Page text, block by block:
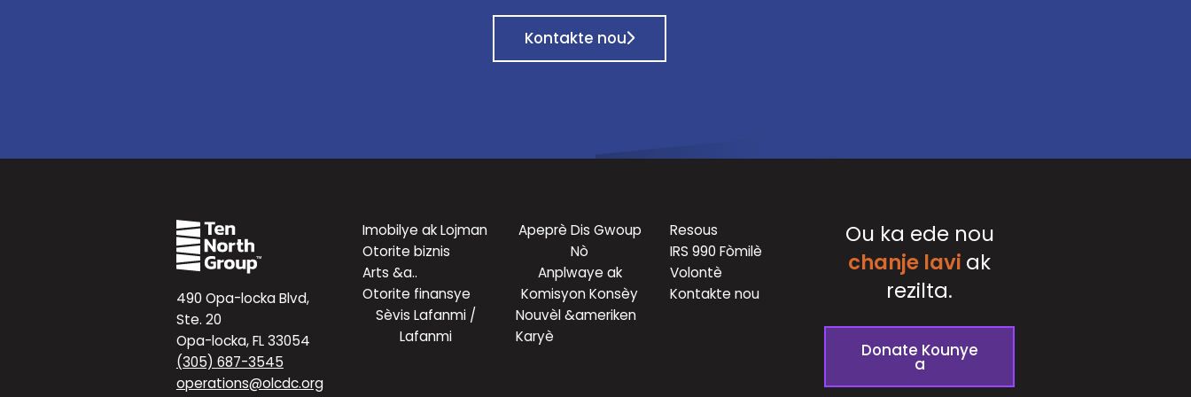
Kontakte nou
490 Opa-locka Blvd,
Ste. 20
Opa-locka, FL 33054
(305) 687-3545
operations@olcdc.org
Imobilye ak Lojman
Otorite biznis
Arts &a..
Otorite finansye
Sèvis Lafanmi /
Lafanmi
Apeprè Dis Gwoup
Nò
Anplwaye ak
Komisyon Konsèy
Nouvèl &ameriken
Karyè
Resous
IRS 990 Fòmilè
Volontè
Kontakte nou
Ou ka ede nou
chanje lavi ak
rezilta.
Donate Kounye
a